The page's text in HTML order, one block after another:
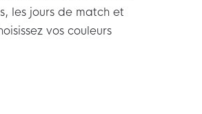
les jours de match et
vos couleurs